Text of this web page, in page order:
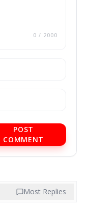
0 / 2000
POST
COMMENT
Most Replies